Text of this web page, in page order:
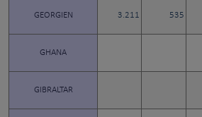
GEORGIEN 3.211 535
GHANA
GIBRALTAR